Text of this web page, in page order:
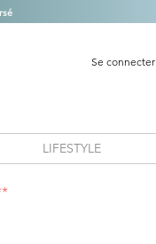
Se connecter
LIFESTYLE